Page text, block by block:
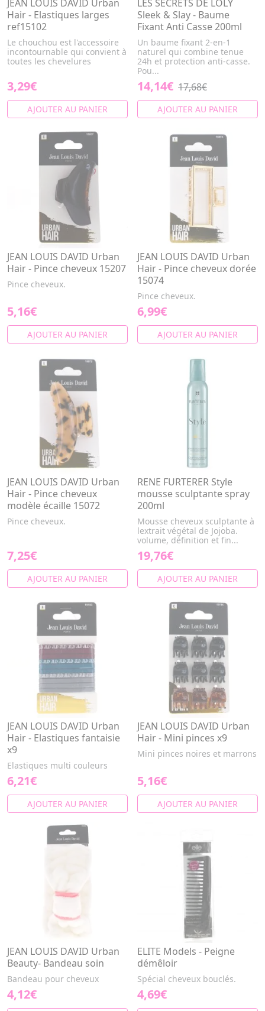
JEAN LOUIS DAVID Urban
Hair - Elastiques larges
ref15102
Le chouchou est l'accessoire
incontournable qui convient à
toutes les chevelures
3,29€
AJOUTER AU PANIER
LES SECRETS DE LOLY
Sleek & Slay - Baume
Fixant Anti Casse 200ml
Un baume fixant 2-en-1
naturel qui combine tenue
24h et protection anti-casse.
Pou...
14,14€ 17,68€
AJOUTER AU PANIER
JEAN LOUIS DAVID Urban
Hair - Pince cheveux 15207
Pince cheveux.
5,16€
AJOUTER AU PANIER
JEAN LOUIS DAVID Urban
Hair - Pince cheveux dorée
15074
Pince cheveux.
6,99€
AJOUTER AU PANIER
JEAN LOUIS DAVID Urban
Hair - Pince cheveux
modèle écaille 15072
Pince cheveux.
7,25€
AJOUTER AU PANIER
RENE FURTERER Style
mousse sculptante spray
200ml
Mousse cheveux sculptante à
lextrait végétal de Jojoba.
volume, définition et fin...
19,76€
AJOUTER AU PANIER
JEAN LOUIS DAVID Urban
Hair - Elastiques fantaisie
x9
Elastiques multi couleurs
6,21€
AJOUTER AU PANIER
JEAN LOUIS DAVID Urban
Hair - Mini pinces x9
Mini pinces noires et marrons
5,16€
AJOUTER AU PANIER
JEAN LOUIS DAVID Urban
Beauty- Bandeau soin
Bandeau pour cheveux
4,12€
ELITE Models - Peigne
démêloir
Spécial cheveux bouclés.
4,69€